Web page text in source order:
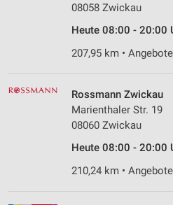
08058 Zwickau
Heute 08:00 - 20:00
207,95 km •
Rossmann Zwickau
Marienthaler Str. 19
08060 Zwickau
Heute 08:00 - 20:00
210,24 km •